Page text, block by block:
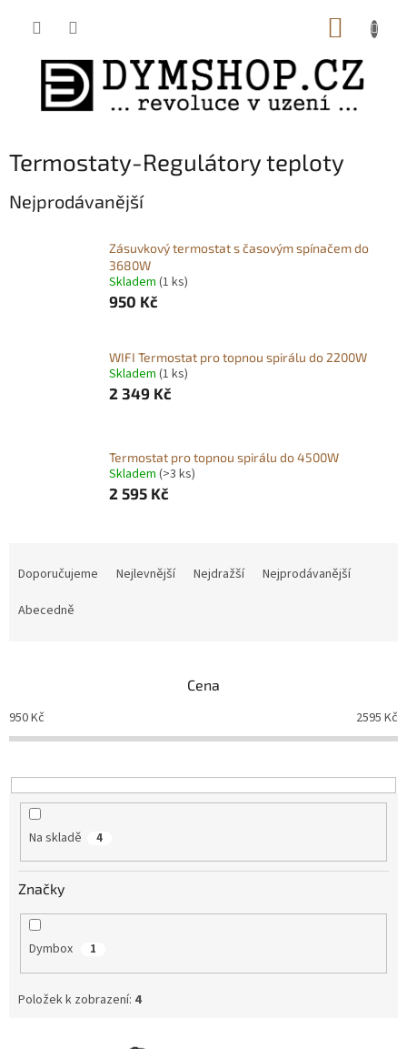
Termostaty-Regulátory teploty
Nejprodávanější
Zásuvkový termostat s časovým spínačem do
3680W
Skladem (1 ks)
950 Kč
WIFI Termostat pro topnou spirálu do 2200W
Skladem (1 ks)
2 349 Kč
Termostat pro topnou spirálu do 4500W
Skladem (>3 ks)
2 595 Kč
o
d
k
t
Doporučujeme Nejlevnější Nejdražší
Nejprodávanější
Abecedně
Cena
950Kč 2595 Kč
Na skladě 4
Značky
Dymbox 1
Položek k zobrazení: 4